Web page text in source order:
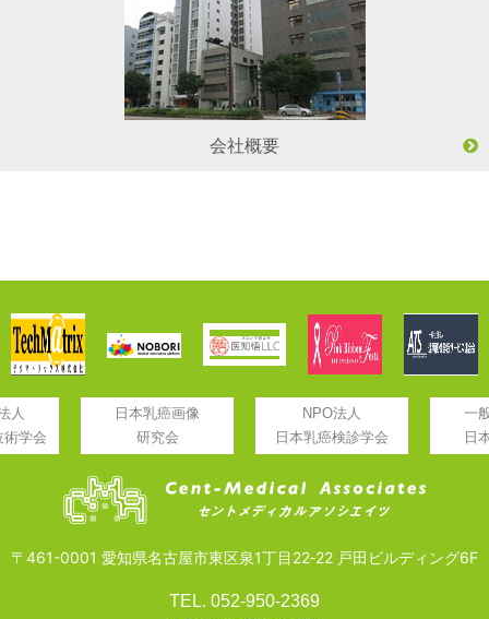
会社概要
人
術学会
日本乳癌画像
研究会
NPO法人
日本乳癌検診学会
一
日
〒461-0001 愛知県名古屋市東区泉1丁目22‐22 戸田ビルディング6F
TEL. 052-950-2369